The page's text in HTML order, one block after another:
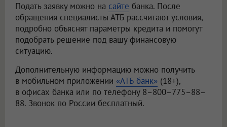
Подать заявку можно на сайте банка. После
обращения специалисты АТБ рассчитают условия,
подробно объяснят параметры кредита и помогут
подобрать решение под вашу финансовую
ситуацию.
Дополнительную информацию можно получить
в мобильном приложении «АТБ банк» (18+),
в офисах банка или по телефону 8–800–775–88–
88. Звонок по России бесплатный.